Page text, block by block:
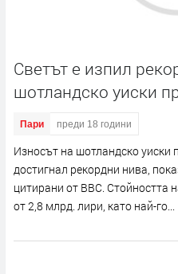
Светът е изпил
шотландско уиски
Пари преди 18 години
Износът на шотландско уиски
достигнал рекордни нива,
цитирани от BBC. Стойността
от 2,8 млрд. лири, като най-го...